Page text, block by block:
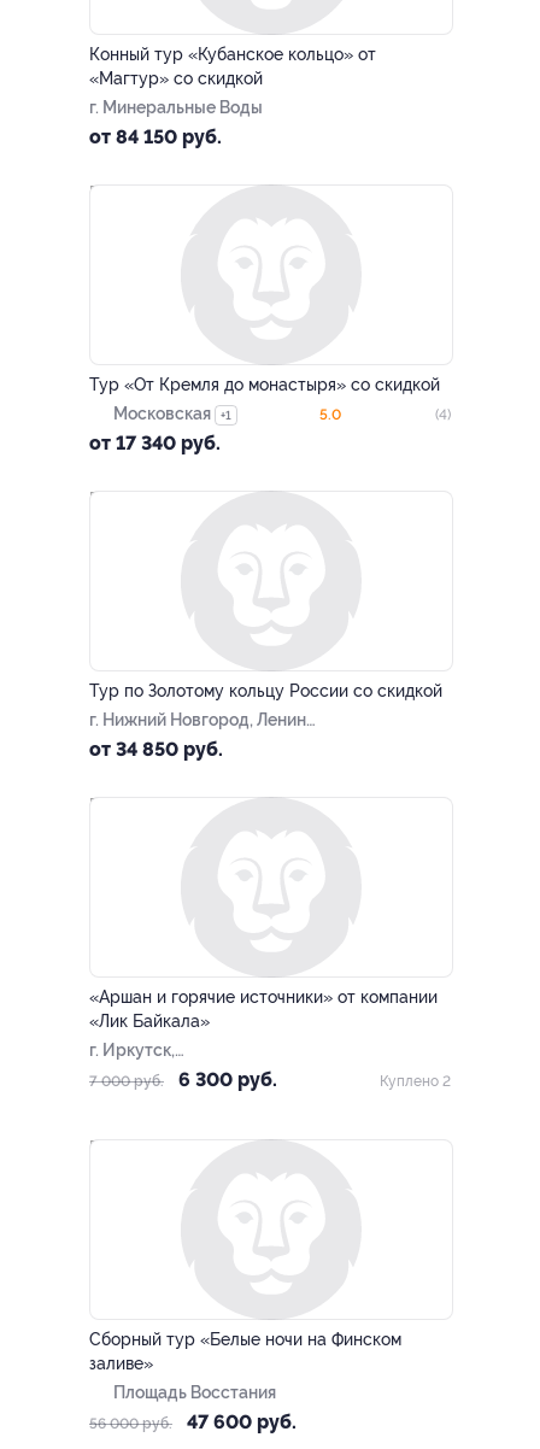
Конный тур «Кубанское кольцо» от
«Магтур» со скидкой
г. Минеральные Воды
от 84 150 руб.
Тур «От Кремля до монастыря» со скидкой
Московская
+1
от 17 340 руб.
5.0 (4)
Тур по Золотому кольцу России со скидкой
г. Нижний Новгород, Ленина
пл
от 34 850 руб.
«Аршан и горячие источники» от компании
«Лик Байкала»
г. Иркутск,
Дальневосточная ул, д.
7 000 руб. 6 300 руб. Куплено 2
Сборный тур «Белые ночи на Финском
заливе»
Площадь Восстания
56 000 руб. 47 600 руб.